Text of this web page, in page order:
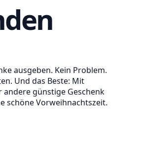
ausgeben. Kein Problem.
Und das Beste: Mit
günstige Geschenk
schöne Vorweihnachtszeit.